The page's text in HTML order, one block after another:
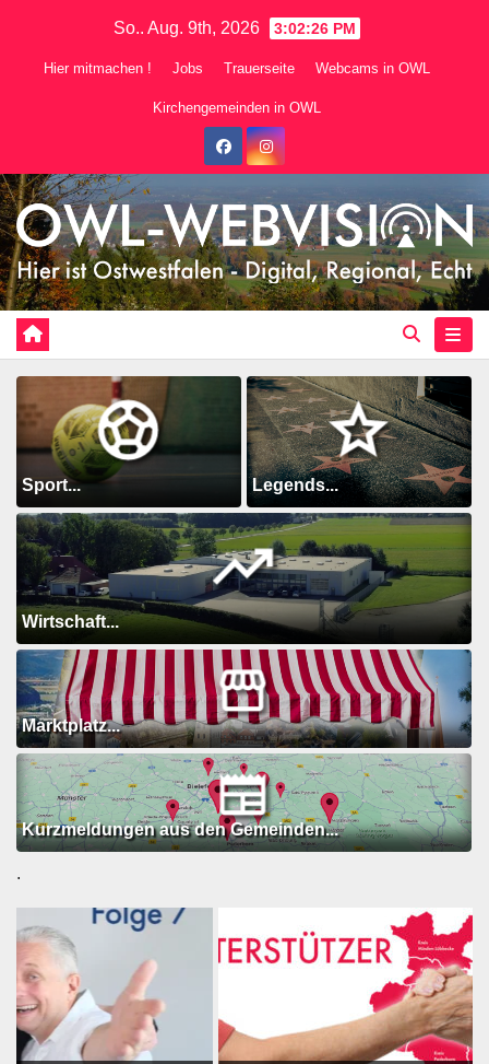
So.. Aug. 9th, 2026 3:02:28 PM
Hier mitmachen ! Jobs Trauerseite Webcams in OWL
Kirchengemeinden in OWL
Sport... Legends...
Wirtschaft...
Marktplatz...
Kurzmeldungen aus den Gemeinden...
.